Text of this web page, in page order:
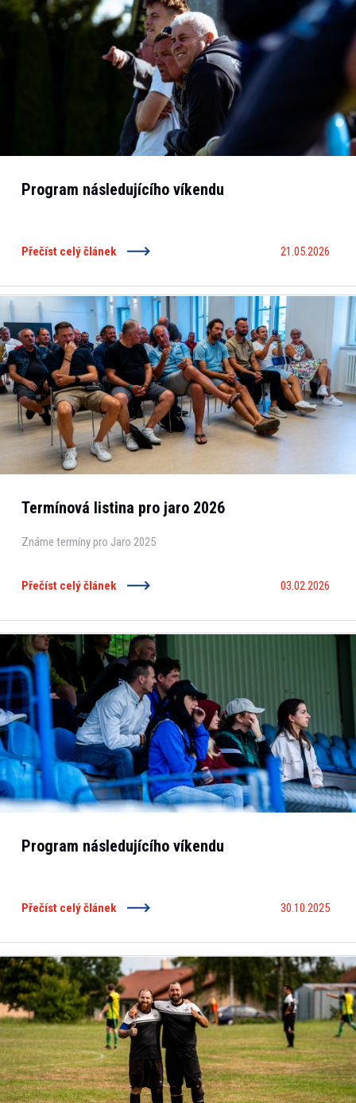
Program následujícího víkendu
21.05.2026
Přečíst celý článek
Termínová listina pro jaro 2026
Známe termíny pro Jaro 2025
03.02.2026
Přečíst celý článek
Program následujícího víkendu
30.10.2025
Přečíst celý článek